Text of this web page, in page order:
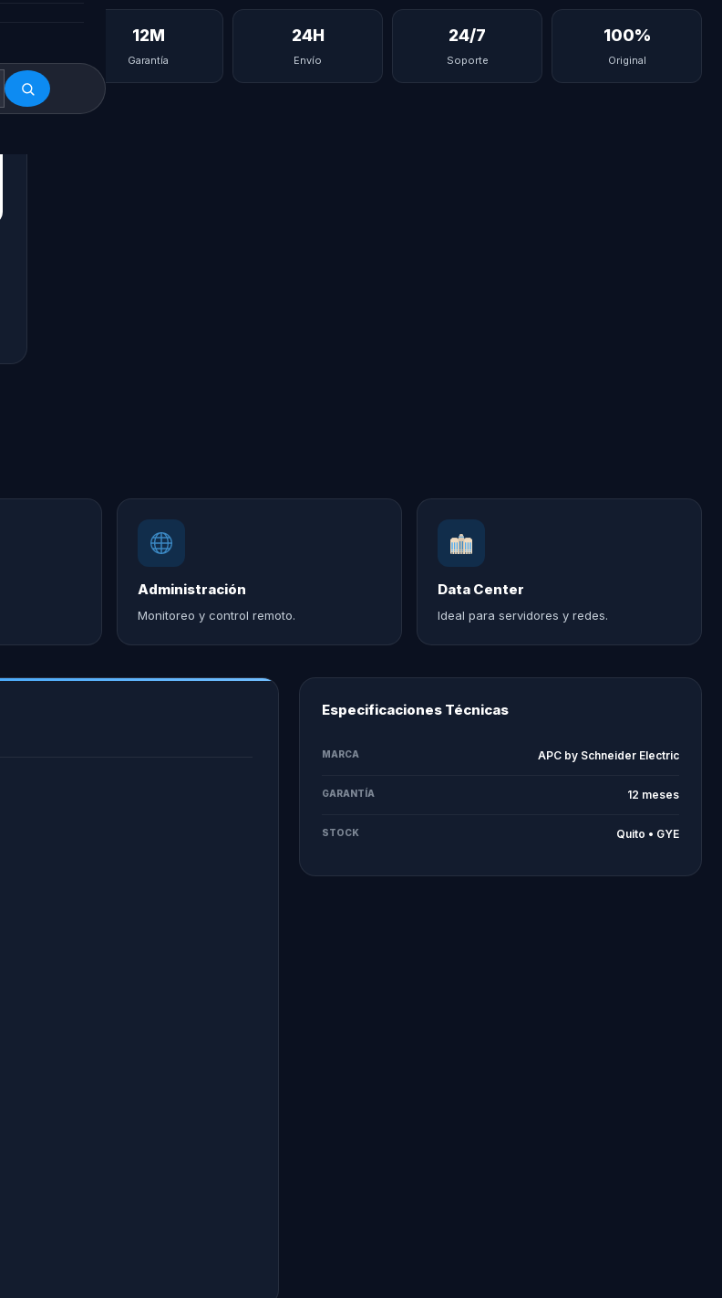
12M
Garantía
24H
Envío
24/7
Soporte
100%
Original
Administración
Monitoreo y control remoto.
Data Center
Ideal para servidores y redes.
Especificaciones Técnicas
MARCA APC by Schneider Electric
GARANTÍA 12 meses
STOCK Quito • GYE